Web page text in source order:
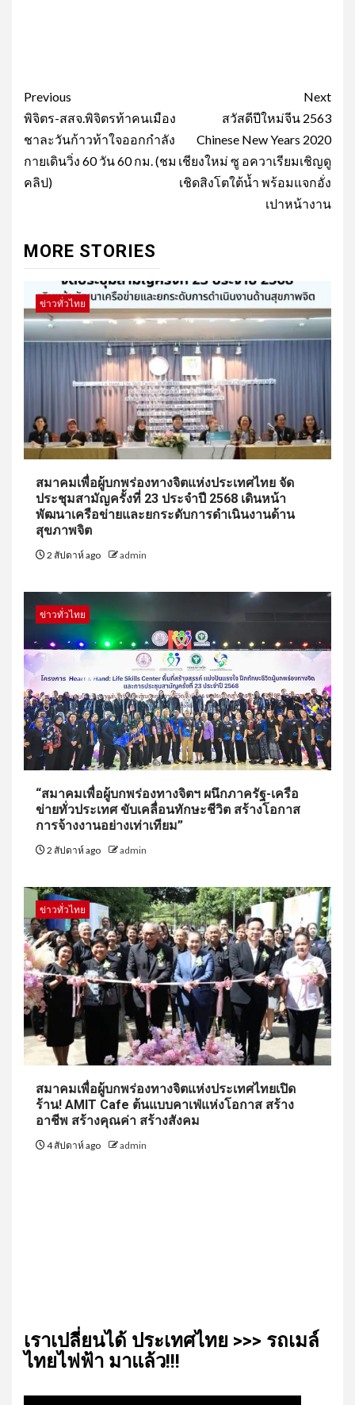
Post
navigation
Previous
พิจิตร-สสจ.พิจิตรท้าคนเมือง
ชาละวันก้าวท้าใจออกกำลัง
กายเดินวิ่ง 60 วัน 60 กม. (ชม
คลิป)
Next
สวัสดีปีใหม่จีน 2563
Chinese New Years 2020
เชียงใหม่ ซู อควาเรียมเชิญดู
เชิดสิงโตใต้น้ำ พร้อมแจกอั่ง
เปาหน้างาน
MORE STORIES
ข่าวทั่วไทย
สมาคมเพื่อผู้บกพร่องทางจิตแห่งประเทศไทย จัด
ประชุมสามัญครั้งที่ 23 ประจำปี 2568 เดินหน้า
พัฒนาเครือข่ายและยกระดับการดำเนินงานด้าน
สุขภาพจิต
2 สัปดาห์ ago admin
ข่าวทั่วไทย
“สมาคมเพื่อผู้บกพร่องทางจิตฯ ผนึกภาครัฐ-เครือ
ข่ายทั่วประเทศ ขับเคลื่อนทักษะชีวิต สร้างโอกาส
การจ้างงานอย่างเท่าเทียม”
2 สัปดาห์ ago admin
ข่าวทั่วไทย
สมาคมเพื่อผู้บกพร่องทางจิตแห่งประเทศไทยเปิด
ร้าน! AMIT Cafe ต้นแบบคาเฟ่แห่งโอกาส สร้าง
อาชีพ สร้างคุณค่า สร้างสังคม
4 สัปดาห์ ago admin
เรา​เปลี่ยน​ได้​ ประเทศ​ไทย​ >>> รถเมล์​
ไทย​ไฟฟ้า​ มาแล้ว!!!